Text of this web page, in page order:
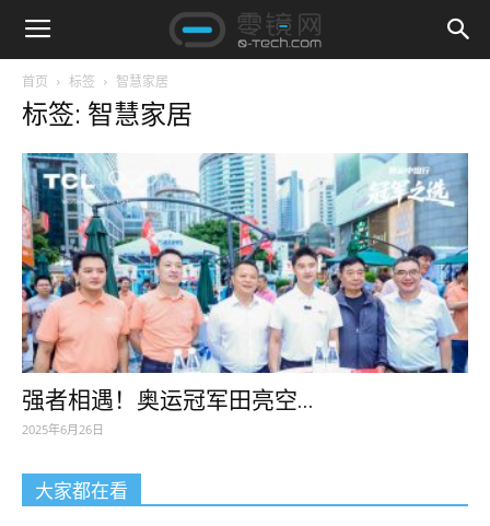
首页 标签 智慧家居
标签: 智慧家居
强者相遇！奥运冠军田亮空...
2025年6月26日
大家都在看